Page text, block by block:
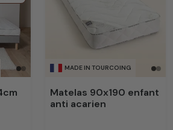
morphologies et répondre aux
exigeants, qu'ils soient enfants,
Ce format de matelas une
les lits une place et se révèle
d’enfants, d’adolescents, les
petits espaces.
MADE IN TOURCOING
Matelas 90x190 enfant
anti acarien